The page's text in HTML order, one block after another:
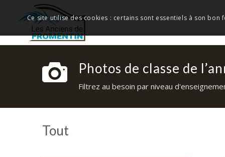
Photos de classe de
Filtrez au besoin par niveau
Tout
Ce site utilise des cookies : certains sont essentiels à son